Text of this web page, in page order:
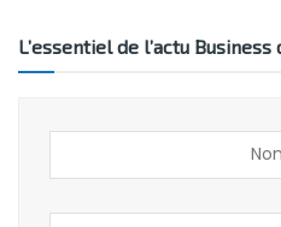
L’essentiel de l’actu